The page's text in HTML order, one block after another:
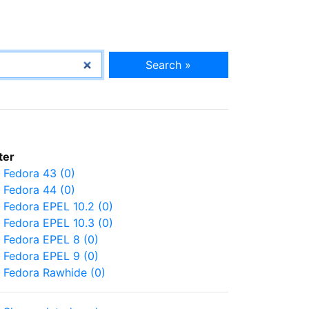
Search »
Fedora 43 (0)
Fedora 44 (0)
Fedora EPEL 10.2 (0)
Fedora EPEL 10.3 (0)
Fedora EPEL 8 (0)
Fedora EPEL 9 (0)
Fedora Rawhide (0)